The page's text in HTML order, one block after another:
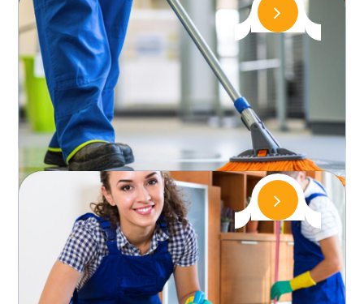
Üsküdar Temizlik Şirketi
Üsküdar bölgesinde profesyonel temizlik
hizmetleri sunan Zara Temizlik, Üsküdar temizlik
konusunda uzman ekibiyle hizmet...
Beykoz Temizlik Firması
Beykoz bölgesinde temizlik hizmetleri sunan